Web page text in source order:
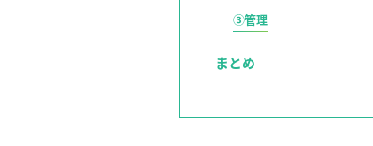
③管理
まとめ